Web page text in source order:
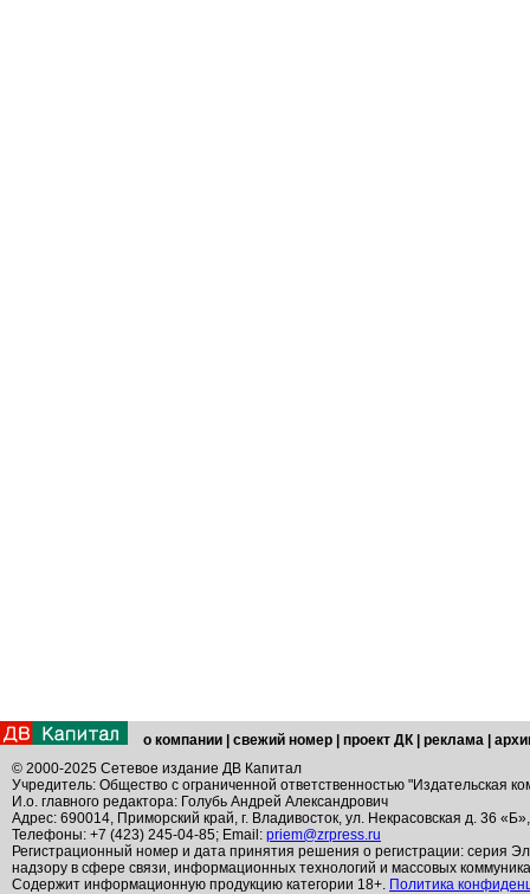
о компании свежий номер проект ДК реклама
© 2000-2025 Сетевое издание ДВ Капитал
Учредитель: Общество с ограниченной ответственностью "Издательская
И.о. главного редактора: Голубь Андрей Александрович
Адрес: 690014, Приморский край, г. Владивосток, ул. Некрасовская д. 36
Телефоны: +7 (423) 245-04-85; Email: priem@zrpress.ru
Регистрационный номер и дата принятия решения о регистрации: серия
надзору в сфере связи, информационных технологий и массовых
Содержит информационную продукцию категории 18+. Политика